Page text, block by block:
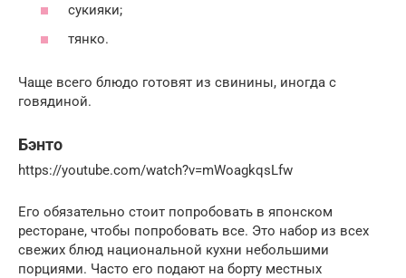
сукияки;
тянко.
Чаще всего блюдо готовят из свинины, иногда с
говядиной.
Бэнто
https://youtube.com/watch?v=mWoagkqsLfw
Его обязательно стоит попробовать в японском
ресторане, чтобы попробовать все. Это набор из всех
свежих блюд национальной кухни небольшими
порциями. Часто его подают на борту местных